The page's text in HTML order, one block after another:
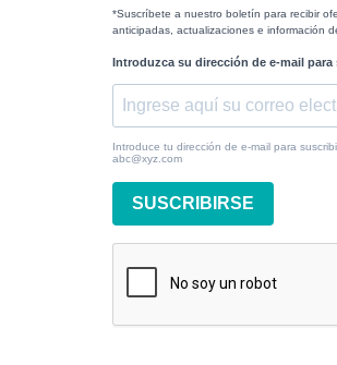
*Suscríbete a nuestro boletín para recibir
anticipadas, actualizaciones e información
Introduzca su dirección de e-mail para
Introduce tu dirección de e-mail para
abc@xyz.com
SUSCRIBIRSE